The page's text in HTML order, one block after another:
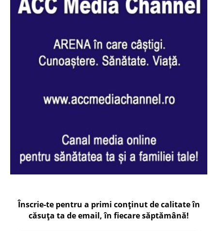
Înscrie-te pentru a primi conținut de calitate în
căsuța ta de email, în fiecaresăptămână!